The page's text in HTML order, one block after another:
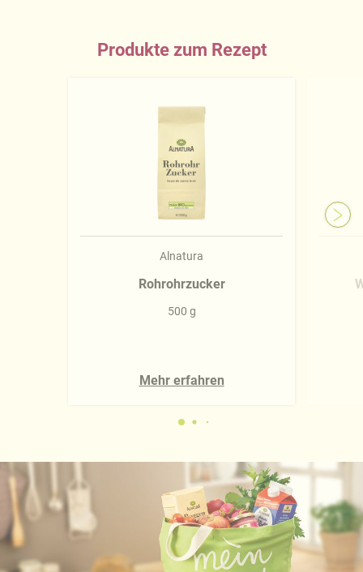
Produkte zum Rezept
Alnatura
Rohrohrzucker
500 g
Mehr erfahren